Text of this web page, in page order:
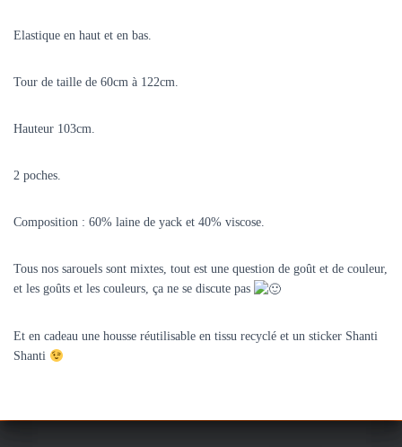
Elastique en haut et en bas.
Tour de taille de 60cm à 122cm.
Hauteur 103cm.
2 poches.
Composition : 60% laine de yack et 40% viscose.
Tous nos sarouels sont mixtes, tout est une question de goût et de couleur,
et les goûts et les couleurs, ça ne se discute pas
Et en cadeau une housse réutilisable en tissu recyclé et un sticker Shanti
Shanti